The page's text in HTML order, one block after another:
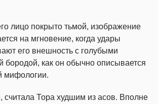
лицо покрыто тьмой, изображение
на мгновение, когда удары
его внешность с голубыми
бородой, как он обычно описывается
мифологии.
считала Тора худшим из асов. Вполне